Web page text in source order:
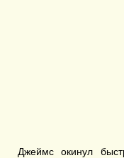
Джеймс окинул